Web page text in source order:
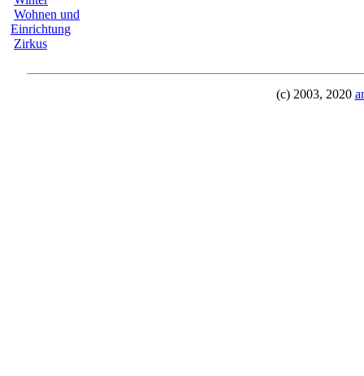
Wohnen und
Einrichtung
Zirkus
(c) 2003, 2020